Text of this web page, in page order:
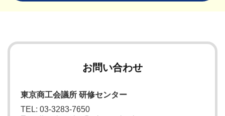
お問い合わせ
東京商工会議所 研修センター
TEL: 03-3283-7650